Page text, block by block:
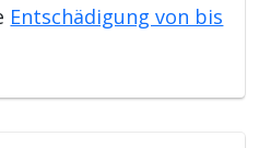
Entschädigung von bis